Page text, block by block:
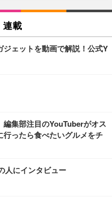
連載
ジェットを動画で解説！公式Y
編集部注目のYouTuberがオス
行ったら食べたいグルメをチ
人にインタビュー